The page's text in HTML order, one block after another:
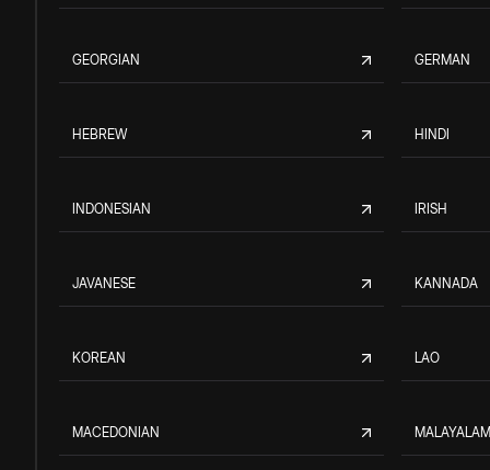
GEORGIAN GERMAN
HEBREW HINDI
INDONESIAN IRISH
JAVANESE KANNADA
KOREAN LAO
MACEDONIAN MALAYALAM